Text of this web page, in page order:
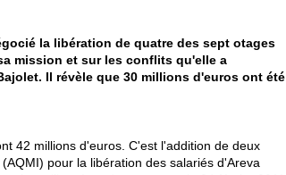
la libération de quatre des sept otages
mission et sur les conflits qu'elle a
Il révèle que 30 millions d'euros ont été
42 millions d'euros. C'est l'addition de deux
pour la libération des salariés d'Areva